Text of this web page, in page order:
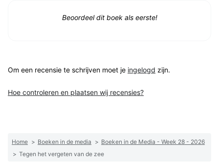
Beoordeel dit boek als eerste!
Om een recensie te schrijven moet je ingelogd zijn.
Hoe controleren en plaatsen wij recensies?
Home > Boeken in de media > Boeken in de Media - Week 28 - 2026
> Tegen het vergeten van de zee